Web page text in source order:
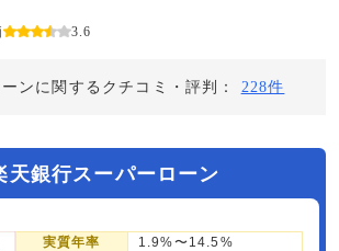
3.6
ンに関するクチコミ・評判： 228件
天銀行スーパーローン
実質年率 1.9%〜14.5%